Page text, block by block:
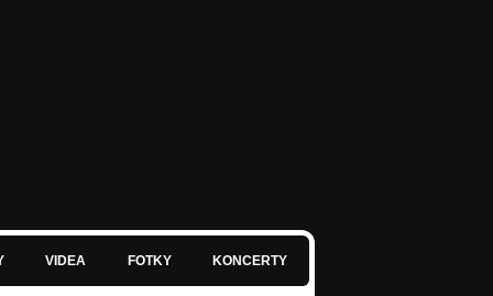
VIDEA FOTKY KONCERTY